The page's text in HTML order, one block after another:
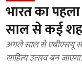
भारत का
साल से कई
अगले साल से एबीएसयू
साहित्य उत्सव बन